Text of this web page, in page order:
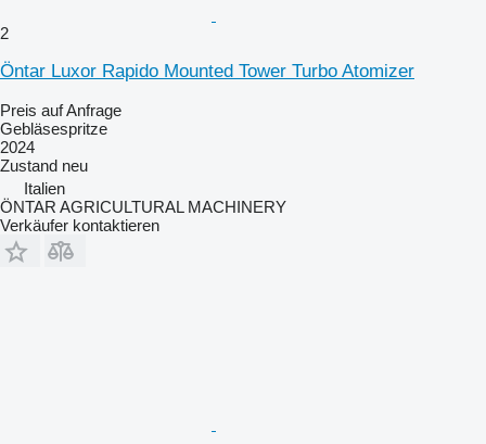
2
Öntar Luxor Rapido Mounted Tower Turbo Atomizer
Preis auf Anfrage
Gebläsespritze
2024
Zustand neu
Italien
ÖNTAR AGRICULTURAL MACHINERY
Verkäufer kontaktieren